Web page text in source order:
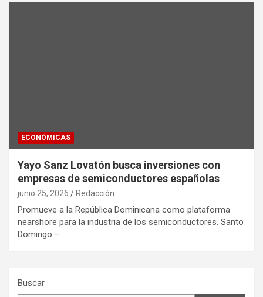
ECONÓMICAS
Yayo Sanz Lovatón busca inversiones con
empresas de semiconductores españolas
junio 25, 2026 Redacción
Promueve a la República Dominicana como plataforma
nearshore para la industria de los semiconductores. Santo
Domingo.–…
Buscar